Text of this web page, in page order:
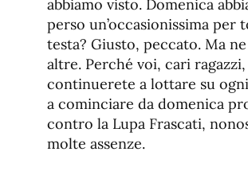
abbiamo visto. Domenica
perso un’occasionissima per
testa? Giusto, peccato. Ma
altre. Perché voi, cari ragazzi,
continuerete a lottare su
a cominciare da domenica
contro la Lupa Frascati,
molte assenze.